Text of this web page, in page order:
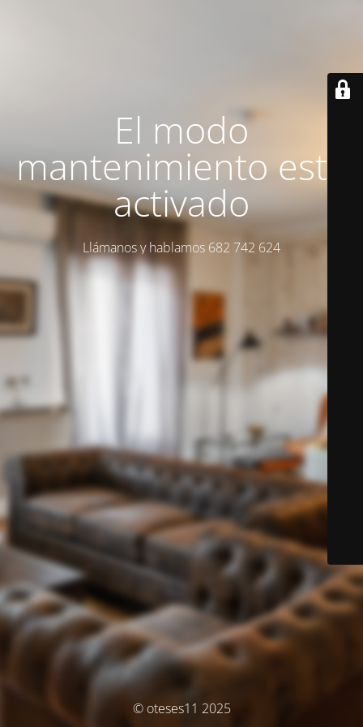
El modo
mantenimiento está
activado
Llámanos y hablamos 682 742 624
© oteses11 2025